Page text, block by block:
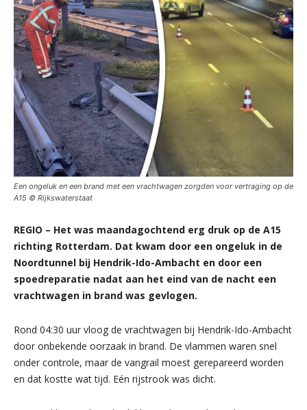
Een ongeluk en een brand met een vrachtwagen zorgden voor vertraging op de
A15 © Rijkswaterstaat
REGIO – Het was maandagochtend erg druk op de A15
richting Rotterdam. Dat kwam door een ongeluk in de
Noordtunnel bij Hendrik-Ido-Ambacht en door een
spoedreparatie nadat aan het eind van de nacht een
vrachtwagen in brand was gevlogen.
Rond 04:30 uur vloog de vrachtwagen bij Hendrik-Ido-Ambacht
door onbekende oorzaak in brand. De vlammen waren snel
onder controle, maar de vangrail moest gerepareerd worden
en dat kostte wat tijd. Eén rijstrook was dicht.